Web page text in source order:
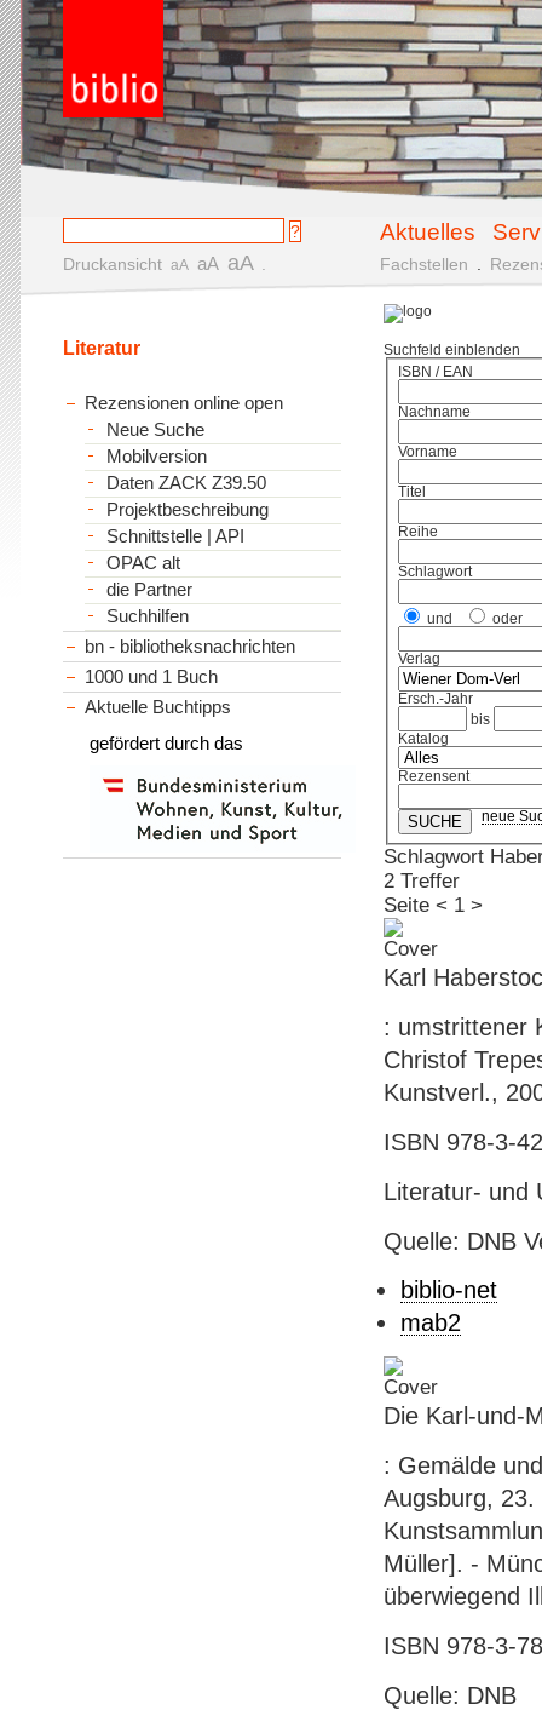
Aktuelles
Druckansicht aA aA aA Fachstellen
Suchfeld einblenden
ISBN / EAN
Nachname
Vorname
Titel
Reihe
Schlagwort
und oder
Verlag
Ersch.-Jahr
bis
Katalog
Rezensent
neue
Schlagwort
2 Treffer
Seite < 1 >
Karl
: umstrittener
Christof
Kunstverl.,
ISBN 978-3-
Literatur- und
Quelle: DNB
biblio-net
mab2
Die Karl-und-
: Gemälde
Augsburg,
Müller]. -
überwiegend
ISBN 978-3-
Quelle: DNB
Literatur
Rezensionen online open
Neue Suche
Mobilversion
Daten ZACK Z39.50
Projektbeschreibung
Schnittstelle | API
OPAC alt
die Partner
Suchhilfen
bn - bibliotheksnachrichten
1000 und 1 Buch
Aktuelle Buchtipps
gefördert durch das